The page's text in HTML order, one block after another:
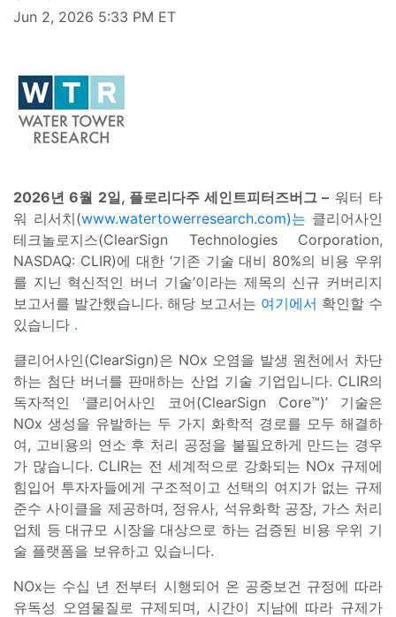
Jun 2, 2026 5:33 PM ET
2026년 6월 2일, 플로리다주 세인트피터즈버그 – 워터 타
워 리서치(www.watertowerresearch.com)는 클리어사인
테크놀로지스(ClearSign Technologies Corporation,
NASDAQ: CLIR)에 대한 ‘기존 기술 대비 80%의 비용 우위
를 지닌 혁신적인 버너 기술’이라는 제목의 신규 커버리지
보고서를 발간했습니다. 해당 보고서는 여기에서 확인할 수
있습니다 .
클리어사인(ClearSign)은 NOx 오염을 발생 원천에서 차단
하는 첨단 버너를 판매하는 산업 기술 기업입니다. CLIR의
독자적인 ‘클리어사인 코어(ClearSign Core™)’ 기술은
NOx 생성을 유발하는 두 가지 화학적 경로를 모두 해결하
여, 고비용의 연소 후 처리 공정을 불필요하게 만드는 경우
가 많습니다. CLIR는 전 세계적으로 강화되는 NOx 규제에
힘입어 투자자들에게 구조적이고 선택의 여지가 없는 규제
준수 사이클을 제공하며, 정유사, 석유화학 공장, 가스 처리
업체 등 대규모 시장을 대상으로 하는 검증된 비용 우위 기
술 플랫폼을 보유하고 있습니다.
NOx는 수십 년 전부터 시행되어 온 공중보건 규정에 따라
유독성 오염물질로 규제되며, 시간이 지남에 따라 규제가